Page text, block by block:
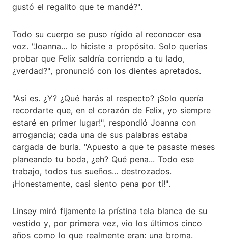
gustó el regalito que te mandé?".
Todo su cuerpo se puso rígido al reconocer esa
voz. "Joanna... lo hiciste a propósito. Solo querías
probar que Felix saldría corriendo a tu lado,
¿verdad?", pronunció con los dientes apretados.
"Así es. ¿Y? ¿Qué harás al respecto? ¡Solo quería
recordarte que, en el corazón de Felix, yo siempre
estaré en primer lugar!", respondió Joanna con
arrogancia; cada una de sus palabras estaba
cargada de burla. "Apuesto a que te pasaste meses
planeando tu boda, ¿eh? Qué pena... Todo ese
trabajo, todos tus sueños... destrozados.
¡Honestamente, casi siento pena por ti!".
Linsey miró fijamente la prístina tela blanca de su
vestido y, por primera vez, vio los últimos cinco
años como lo que realmente eran: una broma.